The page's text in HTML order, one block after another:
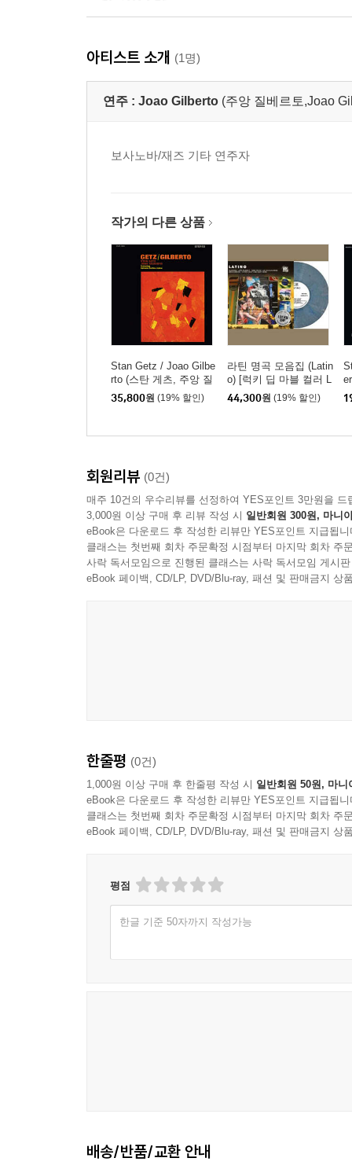
아티스트 소개 (1명)
연주 : Joao Gilberto (주앙 질베르토,Joao
보사노바/재즈 기타 연주자
작가의 다른 상품
Stan Getz / Joao Gilbe
rto (스탄 게츠, 주앙 질
베르토) - Getz / Gilbert
o [클리어 탠저린 컬러
35,800원 (19% 할인)
라틴 명곡 모음집 (Latin
o) [럭키 딥 마블 컬러 L
P]
44,300원 (19% 할인)
(
회원리뷰 (0건)
매주 10건의 우수리뷰를 선정하여 YES포인트 3만원을 드
3,000원 이상 구매 후 리뷰 작성 시 일반회원 300원, 마니
eBook은 다운로드 후 작성한 리뷰만 YES포인트 지급됩니
클래스는 첫번째 회차 주문확정 시점부터 마지막 회차 주
사락 독서모임으로 진행된 클래스는 사락 독서모임 게시
eBook 페이백, CD/LP, DVD/Blu-ray, 패션 및 판매금지 상
한줄평 (0건)
1,000원 이상 구매 후 한줄평 작성 시 일반회원 50원, 마니
eBook은 다운로드 후 작성한 리뷰만 YES포인트 지급됩니
클래스는 첫번째 회차 주문확정 시점부터 마지막 회차 주
eBook 페이백, CD/LP, DVD/Blu-ray, 패션 및 판매금지 상
평점
한글 기준 50자까지 작성가능
배송/반품/교환 안내